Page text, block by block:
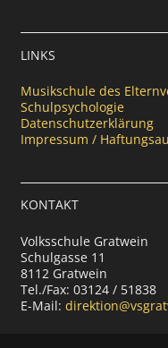
LINKS
Musikschule des
Schulpsychologie
Datenschutzerklärung
Impressum /
KONTAKT
Volksschule Gratwein
Schulgasse 11
8112 Gratwein
Tel./Fax: 03124 / 51838
E-Mail: